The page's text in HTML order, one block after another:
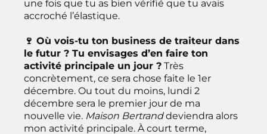
une fois que tu as bien vérifié que tu avais
accroché l’élastique.
🍷 Où vois-tu ton business de traiteur dans
le futur ? Tu envisages d’en faire ton
activité principale un jour ? Très
concrètement, ce sera chose faite le 1er
décembre. Ou tout du moins, lundi 2
décembre sera le premier jour de ma
nouvelle vie. Maison Bertranddeviendra alors
mon activité principale. À court terme,